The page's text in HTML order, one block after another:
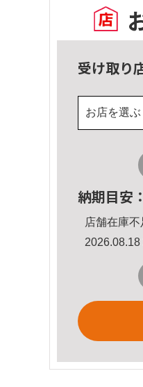
受け取り
お店を選ぶ
納期目安：
店舗在庫不
2026.08.18